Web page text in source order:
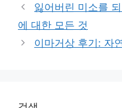
잃어버린 미소를
에 대한 모든 것
이마거상 후기: 자